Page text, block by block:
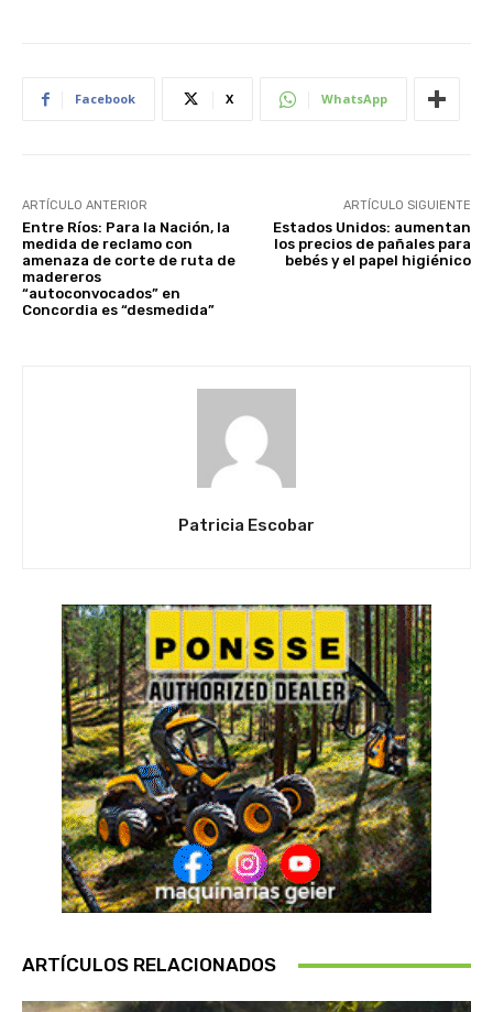
Facebook X WhatsApp
ARTÍCULO ANTERIOR
Entre Ríos: Para la Nación, la
medida de reclamo con
amenaza de corte de ruta de
madereros
“autoconvocados” en
Concordia es “desmedida”
ARTÍCULO SIGUIENTE
Estados Unidos: aumentan
los precios de pañales para
bebés y el papel higiénico
Patricia Escobar
ARTÍCULOS RELACIONADOS